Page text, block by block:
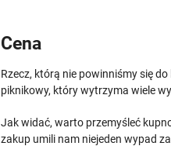
Cena
Rzecz, którą nie powinniśmy się
piknikowy, który wytrzyma wiele
Jak widać, warto przemyśleć
zakup umili nam niejeden wypad